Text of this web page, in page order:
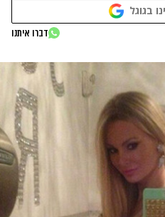
בגוגל
דברו איתנו